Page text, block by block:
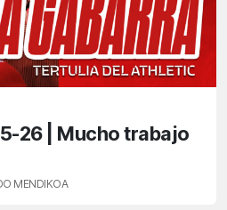
26 | Mucho trabajo
MENDIKOA